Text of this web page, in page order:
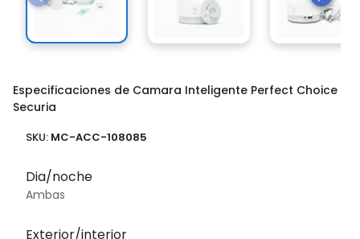
Especificaciones de Camara Inteligente Perfect Choice
Securia
SKU: MC-ACC-108085
Dia/noche
Ambas
Exterior/interior